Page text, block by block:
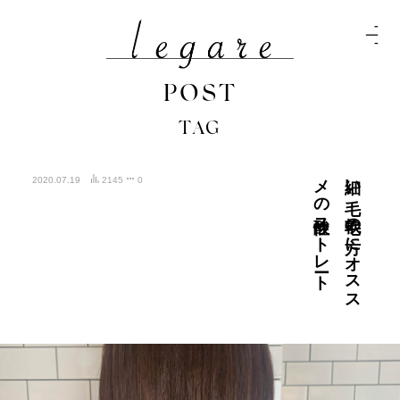
POST
TAG
2020.07.19 2145 0 細い
毛、
軟毛の
方に
オ
ス
ス
メ
の
酸性ス
ト
レ
ート